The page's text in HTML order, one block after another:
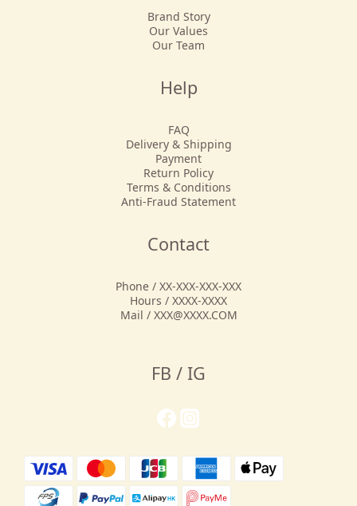
Brand Story
Our Values
Our Team
Help
FAQ
Delivery & Shipping
Payment
Return Policy
Terms & Conditions
Anti-Fraud Statement
Contact
Phone / XX-XXX-XXX-XXX
Hours / XXXX-XXXX
Mail / XXX@XXXX.COM
FB / IG